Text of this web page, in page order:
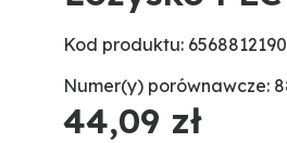
Kod produktu:
Numer(y) porównawcze:
44,09 zł